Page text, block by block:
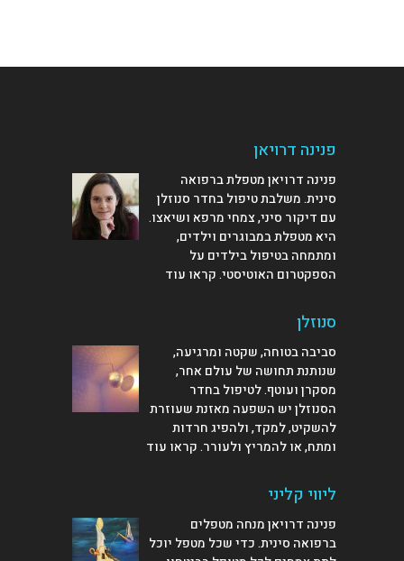
פנינה דרויאן
פנינה דרויאן מטפלת ברפואה
סינית. משלבת טיפול בחדר סנוזלן
עם דיקור סיני, צמחי מרפא ושיאצו.
היא מטפלת במבוגרים וילדים,
ומתמחה בטיפול בילדים על
הספקטרום האוטיסטי.קראו עוד
סנוזלן
סביבה בטוחה, שקטה ומרגיעה,
שנותנת תחושה של עולם אחר,
מסקרן ועוטף. לטיפול בחדר
הסנוזלן יש השפעה מאזנת שעוזרת
להשקיט, למקד, ולהפיג חרדות
ומתח, או להמריץ ולעורר.קראו עוד
ליווי קליני
פנינה דרויאן מנחה מטפלים
ברפואה סינית. כדי שכל מטפל יוכל